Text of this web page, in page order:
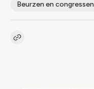
Beurzen en congressen
Kopieer link naar artikel